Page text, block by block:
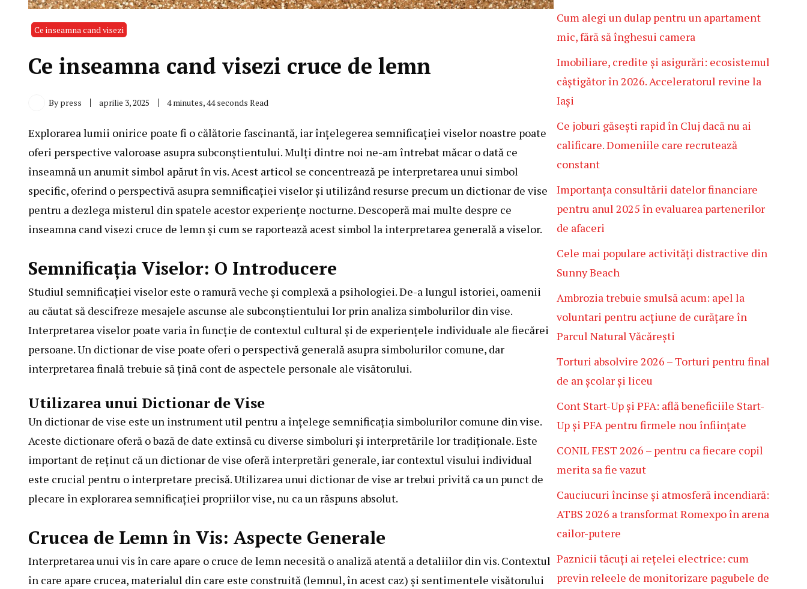
Ce inseamna cand visezi
Ce inseamna cand visezi cruce de lemn
By press aprilie 3, 2025 4 minutes, 44 seconds Read
Explorarea lumii onirice poate fi o călătorie fascinantă, iar înțelegerea semnificației viselor noastre poate
oferi perspective valoroase asupra subconștientului. Mulți dintre noi ne-am întrebat măcar o dată ce
înseamnă un anumit simbol apărut în vis. Acest articol se concentrează pe interpretarea unui simbol
specific, oferind o perspectivă asupra semnificației viselor și utilizând resurse precum un dictionar de vise
pentru a dezlega misterul din spatele acestor experiențe nocturne. Descoperă mai multe despre ce
inseamna cand visezi cruce de lemn și cum se raportează acest simbol la interpretarea generală a viselor.
Semnificația Viselor: O Introducere
Studiul semnificației viselor este o ramură veche și complexă a psihologiei. De-a lungul istoriei, oamenii
au căutat să descifreze mesajele ascunse ale subconștientului lor prin analiza simbolurilor din vise.
Interpretarea viselor poate varia în funcție de contextul cultural și de experiențele individuale ale fiecărei
persoane. Un dictionar de vise poate oferi o perspectivă generală asupra simbolurilor comune, dar
interpretarea finală trebuie să țină cont de aspectele personale ale visătorului.
Utilizarea unui Dictionar de Vise
Un dictionar de vise este un instrument util pentru a înțelege semnificația simbolurilor comune din vise.
Aceste dictionare oferă o bază de date extinsă cu diverse simboluri și interpretările lor tradiționale. Este
important de reținut că un dictionar de vise oferă interpretări generale, iar contextul visului individual
este crucial pentru o interpretare precisă. Utilizarea unui dictionar de vise ar trebui privită ca un punct de
plecare în explorarea semnificației propriilor vise, nu ca un răspuns absolut.
Crucea de Lemn în Vis: Aspecte Generale
Interpretarea unui vis în care apare o cruce de lemn necesită o analiză atentă a detaliilor din vis. Contextul
în care apare crucea, materialul din care este construită (lemnul, în acest caz) și sentimentele visătorului
Cum alegi un dulap pentru un apartament
mic, fără să înghesui camera
Imobiliare, credite și asigurări: ecosistemul
câștigător în 2026. Acceleratorul revine la
Iași
Ce joburi găsești rapid în Cluj dacă nu ai
calificare. Domeniile care recrutează
constant
Importanța consultării datelor financiare
pentru anul 2025 în evaluarea partenerilor
de afaceri
Cele mai populare activități distractive din
Sunny Beach
Ambrozia trebuie smulsă acum: apel la
voluntari pentru acțiune de curățare în
Parcul Natural Văcărești
Torturi absolvire 2026 – Torturi pentru final
de an școlar și liceu
Cont Start-Up și PFA: află beneficiile Start-
Up și PFA pentru firmele nou înființate
CONIL FEST 2026 – pentru ca fiecare copil
merita sa fie vazut
Cauciucuri încinse și atmosferă incendiară:
ATBS 2026 a transformat Romexpo în arena
cailor-putere
Paznicii tăcuți ai rețelei electrice: cum
previn releele de monitorizare pagubele de